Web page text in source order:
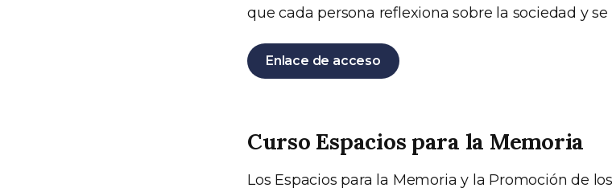
que cada persona reflexiona sobre la sociedad y se
Enlace de acceso
Curso Espacios para la Memoria
Los Espacios para la Memoria y la Promoción de